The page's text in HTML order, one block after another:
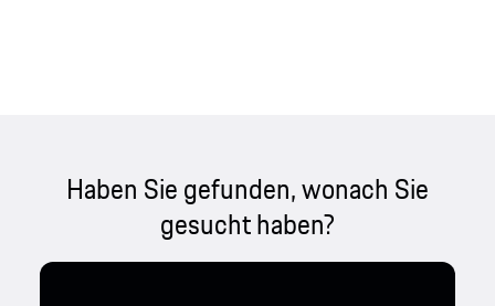
Haben Sie gefunden, wonach Sie
gesucht haben?